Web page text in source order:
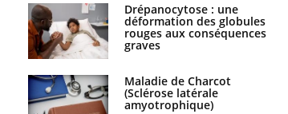
Drépanocytose : une
déformation des globules
rouges aux conséquences
graves
Maladie de Charcot
(Sclérose latérale
amyotrophique)